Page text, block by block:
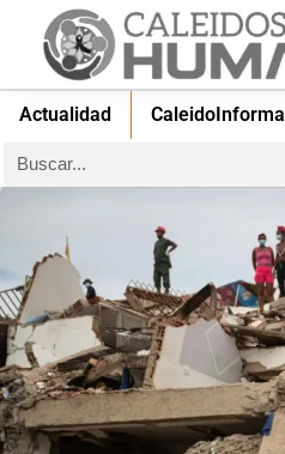
Actualidad CaleidoInforma